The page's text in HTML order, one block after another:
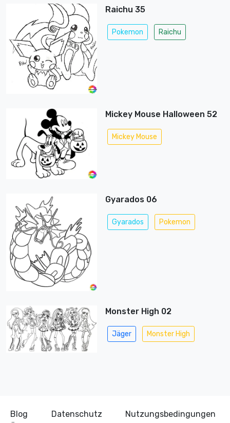
Raichu 35
Pokemon Raichu
Mickey Mouse Halloween 52
Mickey Mouse
Gyarados 06
Gyarados Pokemon
Monster High 02
Jäger Monster High
Blog Datenschutz
Nutzungsbedingungen